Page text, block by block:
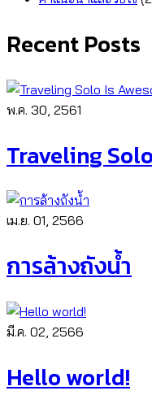
Recent Posts
พ.ค. 30, 2561
Traveling
เม.ย. 01, 2566
การล้างถังน้ำ
มี.ค. 02, 2566
Hello world!